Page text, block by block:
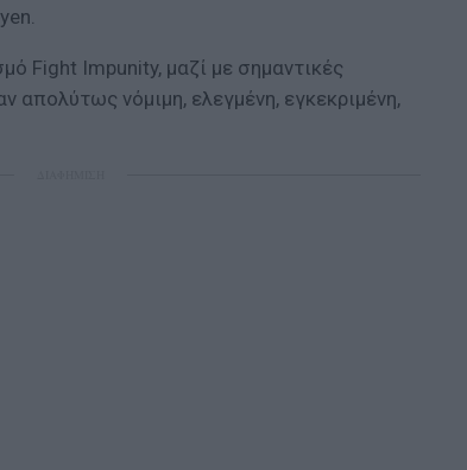
Fight Impunity, μαζί με σημαντικές
απολύτως νόμιμη, ελεγμένη, εγκεκριμένη,